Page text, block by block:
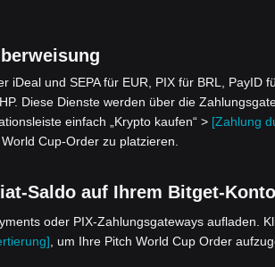
und SEPA für EUR, PIX für BRL, PayID
Diese Dienste werden über die
einfach „Krypto kaufen“ > [Zahlung
Cup-Order zu platzieren.
Saldo auf Ihrem Bitget-
oder PIX-Zahlungsgateways aufladen.
, um Ihre Pitch World Cup Order